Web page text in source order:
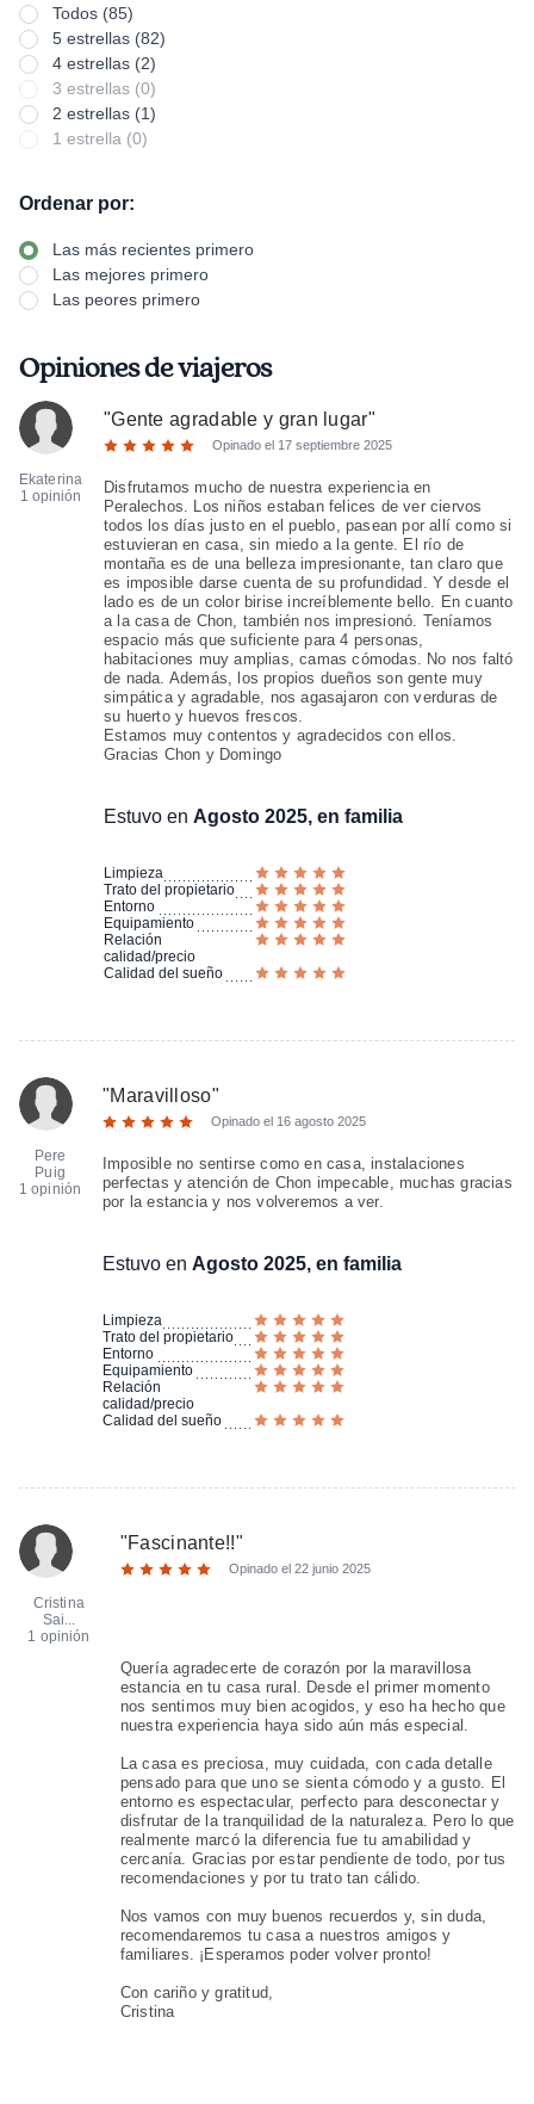
Todos (85)
5 estrellas (82)
4 estrellas (2)
3 estrellas (0)
2 estrellas (1)
1 estrella (0)
Ordenar por:
Las más recientes primero
Las mejores primero
Las peores primero
Opiniones de viajeros
Ekaterina
1 opinión
"Gente agradable y gran lugar"
Opinado el 17 septiembre 2025
Disfrutamos mucho de nuestra experiencia en
Peralechos. Los niños estaban felices de ver ciervos
todos los días justo en el pueblo, pasean por allí como si
estuvieran en casa, sin miedo a la gente. El río de
montaña es de una belleza impresionante, tan claro que
es imposible darse cuenta de su profundidad. Y desde el
lado es de un color birise increíblemente bello. En cuanto
a la casa de Chon, también nos impresionó. Teníamos
espacio más que suficiente para 4 personas,
habitaciones muy amplias, camas cómodas. No nos faltó
de nada. Además, los propios dueños son gente muy
simpática y agradable, nos agasajaron con verduras de
su huerto y huevos frescos.
Estamos muy contentos y agradecidos con ellos.
Gracias Chon y Domingo
Estuvo en Agosto 2025, en familia
Limpieza
Trato del propietario
Entorno
Equipamiento
Relación
calidad/precio
Calidad del sueño
Pere
Puig
1 opinión
"Maravilloso"
Opinado el 16 agosto 2025
Imposible no sentirse como en casa, instalaciones
perfectas y atención de Chon impecable, muchas gracias
por la estancia y nos volveremos a ver.
Estuvo en Agosto 2025, en familia
Limpieza
Trato del propietario
Entorno
Equipamiento
Relación
calidad/precio
Calidad del sueño
Cristina
Sai...
1 opinión
"Fascinante!!"
Opinado el 22 junio 2025
Quería agradecerte de corazón por la maravillosa
estancia en tu casa rural. Desde el primer momento
nos sentimos muy bien acogidos, y eso ha hecho que
nuestra experiencia haya sido aún más especial.
La casa es preciosa, muy cuidada, con cada detalle
pensado para que uno se sienta cómodo y a gusto. El
entorno es espectacular, perfecto para desconectar y
disfrutar de la tranquilidad de la naturaleza. Pero lo que
realmente marcó la diferencia fue tu amabilidad y
cercanía. Gracias por estar pendiente de todo, por tus
recomendaciones y por tu trato tan cálido.
Nos vamos con muy buenos recuerdos y, sin duda,
recomendaremos tu casa a nuestros amigos y
familiares. ¡Esperamos poder volver pronto!
Con cariño y gratitud,
Cristina